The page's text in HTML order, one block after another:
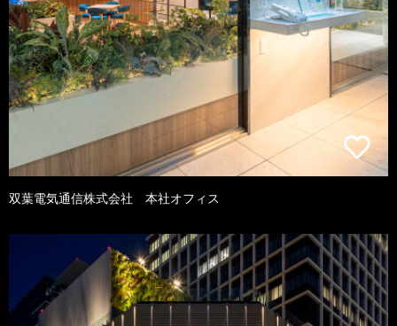
双葉電気通信株式会社 本社オフィス